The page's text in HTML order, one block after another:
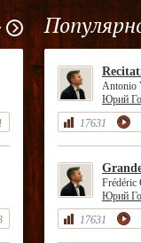
Antonio
Юрий
17631
Frédéric
Юрий
17631